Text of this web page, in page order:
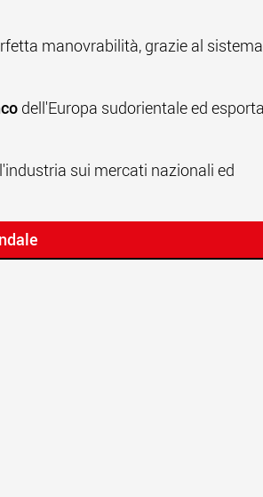
manovrabilità, grazie al sistema
dell'Europa sudorientale ed esporta
sui mercati nazionali ed